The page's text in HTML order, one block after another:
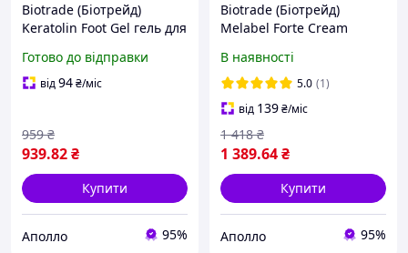
Biotrade (Біотрейд)
Keratolin Foot Gel гель для
натоптишів і бородавок,
15 мл
Готово до відправки
від94₴/міс
939.82₴
959 ₴
Купити
Аполло 95%
Biotrade (Біотрейд)
Melabel Forte Cream
обличчя зі стійкою
гіперпігментацією, 30 мл
В наявності
5.0 (1)
від 139₴/міс
1 389.64₴
1 418 ₴
Купити
Аполло 95%